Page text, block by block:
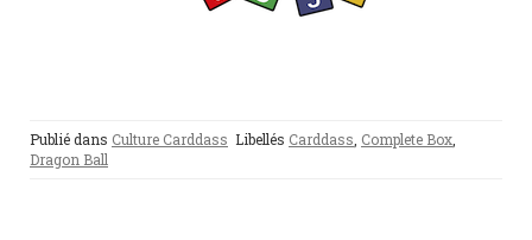
Publié dans Culture Carddass Libellés Carddass, Complete Box,
Dragon Ball